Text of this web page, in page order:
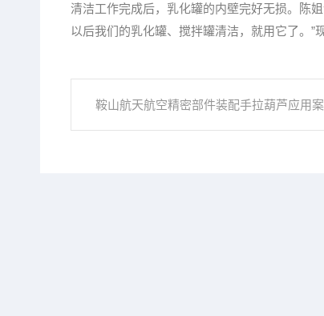
清洁工作完成后，乳化罐的内壁完好无损。陈
以后我们的乳化罐、搅拌罐清洁，就用它了。”
鞍山航天航空精密部件装配手拉葫芦应用案